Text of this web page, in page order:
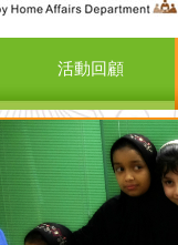
活動回顧